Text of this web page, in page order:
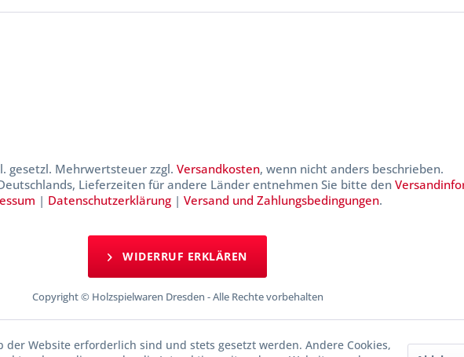
gesetzl. Mehrwertsteuer zzgl. Versandkosten, wenn nicht anders beschrieben.
Lieferzeiten für andere Länder entnehmen Sie bitte den
| Datenschutzerklärung| Versand und Zahlungsbedingungen.
WIDERRUF ERKLÄREN
Copyright © Holzspielwaren Dresden - Alle Rechte vorbehalten
Website erforderlich sind und stets gesetzt werden. Andere Cookies,